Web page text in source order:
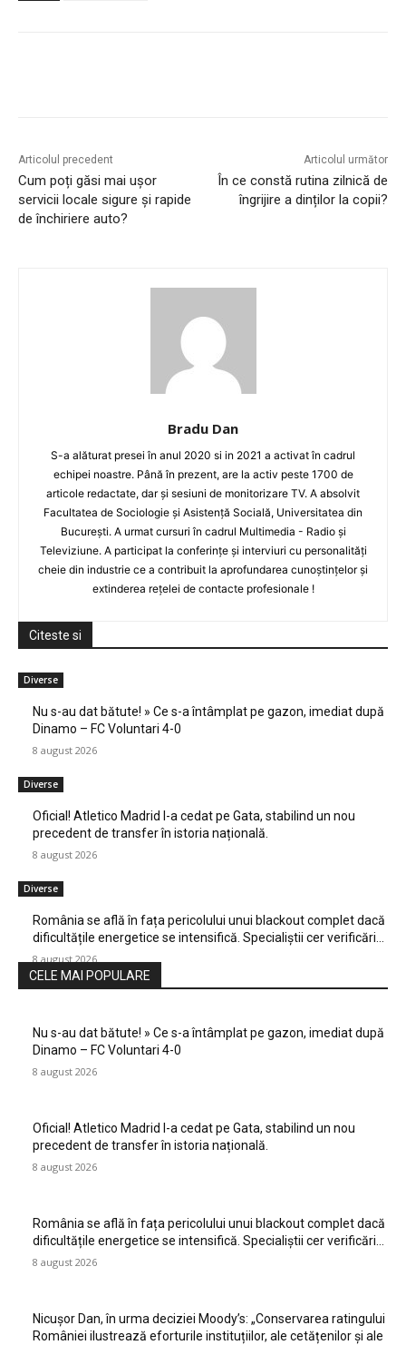
Articolul precedent
Cum poți găsi mai ușor
servicii locale sigure și rapide
de închiriere auto?
Articolul următor
În ce constă rutina zilnică de
îngrijire a dinților la copii?
Bradu Dan
S-a alăturat presei în anul 2020 si in 2021 a activat în cadrul
echipei noastre. Până în prezent, are la activ peste 1700 de
articole redactate, dar și sesiuni de monitorizare TV. A absolvit
Facultatea de Sociologie și Asistență Socială, Universitatea din
București. A urmat cursuri în cadrul Multimedia - Radio și
Televiziune. A participat la conferințe și interviuri cu personalități
cheie din industrie ce a contribuit la aprofundarea cunoștințelor și
extinderea rețelei de contacte profesionale !
Citeste si
Diverse
Nu s-au dat bătute! » Ce s-a întâmplat pe gazon, imediat după
Dinamo – FC Voluntari 4-0
8 august 2026
Diverse
Oficial! Atletico Madrid l-a cedat pe Gata, stabilind un nou
precedent de transfer în istoria națională.
8 august 2026
Diverse
România se află în fața pericolului unui blackout complet dacă
dificultățile energetice se intensifică. Specialiștii cer verificări…
8 august 2026
CELE MAI POPULARE
Nu s-au dat bătute! » Ce s-a întâmplat pe gazon, imediat după
Dinamo – FC Voluntari 4-0
8 august 2026
Oficial! Atletico Madrid l-a cedat pe Gata, stabilind un nou
precedent de transfer în istoria națională.
8 august 2026
România se află în fața pericolului unui blackout complet dacă
dificultățile energetice se intensifică. Specialiștii cer verificări…
8 august 2026
Nicușor Dan, în urma deciziei Moody’s: „Conservarea ratingului
României ilustrează eforturile instituțiilor, ale cetățenilor și ale